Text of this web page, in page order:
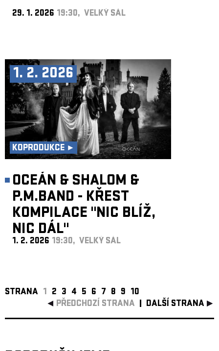
29. 1. 2026 19:30, VELKÝ SÁL
1. 2. 2026
KOPRODUKCE ►
OCEÁN & SHALOM &
P.M.BAND - KŘEST
KOMPILACE "NIC BLÍŽ,
NIC DÁL"
1. 2. 2026 19:30, VELKÝ SÁL
STRANA 1 2 3 4 5 6 7 8 9 10
PŘEDCHOZÍ STRANA
DALŠÍ STRANA